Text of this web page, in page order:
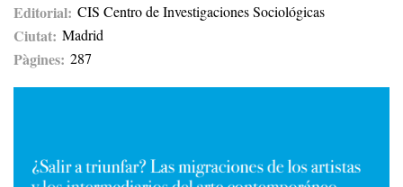
Editorial CIS Centro de Investigaciones Sociológicas
Ciutat Madrid
Pàgines 287